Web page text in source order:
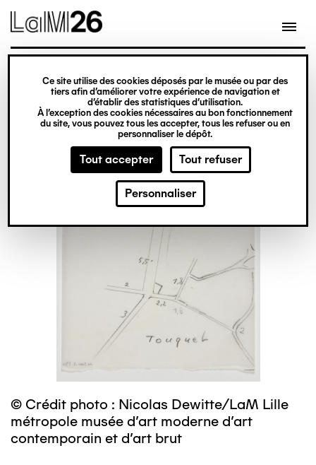
Gestion des cookies
Ce site utilise des cookies déposés par le musée ou par des
tiers afin d’améliorer votre expérience de navigation et
d’établir des statistiques d’utilisation.
À l’exception des cookies nécessaires au bon fonctionnement
du site, vous pouvez tous les accepter, tous les refuser ou en
personnaliser le dépôt.
Tout accepter Tout refuser
Personnaliser
contenu
© Crédit photo : Nicolas Dewitte/LaM Lille
métropole musée d’art moderne d’art
contemporain et d’art brut